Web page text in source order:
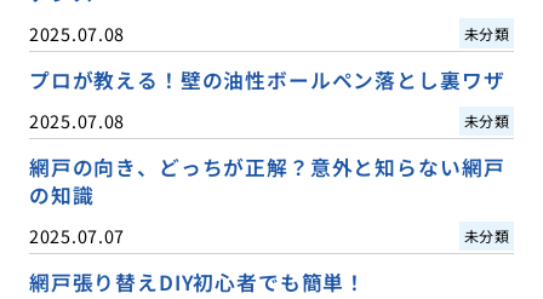
2025.07.08 未分類
プロが教える！壁の油性ボールペン落とし裏ワザ
2025.07.08 未分類
網戸の向き、どっちが正解？意外と知らない網戸
の知識
2025.07.07 未分類
網戸張り替えDIY初心者でも簡単！